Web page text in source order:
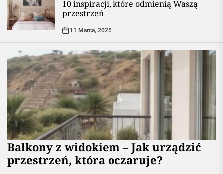
10 inspiracji, które odmienią Waszą
przestrzeń
11 Marca, 2025
Balkony z widokiem – Jak urządzić
przestrzeń, która oczaruje?